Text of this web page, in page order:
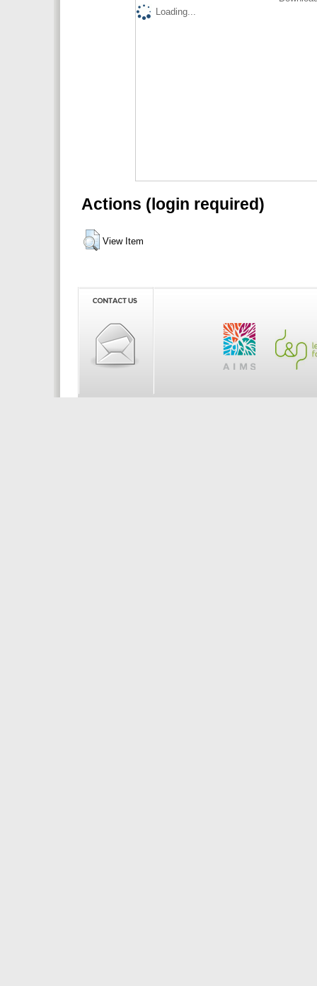
Loading...
Actions (login required)
View Item